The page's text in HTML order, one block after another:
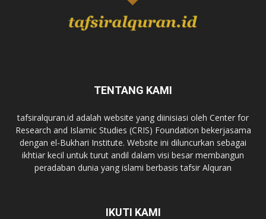
TENTANG KAMI
tafsiralquran.id adalah website yang diinisiasi oleh Center for
Research and Islamic Studies (CRIS) Foundation bekerjasama
dengan el-Bukhari Institute. Website ini diluncurkan sebagai
ikhtiar kecil untuk turut andil dalam visi besar membangun
peradaban dunia yang islami berbasis tafsir Alquran
IKUTI KAMI